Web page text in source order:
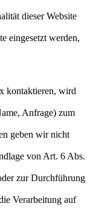
dieser Website
eingesetzt werden,
kontaktieren, wird
Anfrage) zum
geben wir nicht
von Art. 6 Abs.
zur Durchführung
Verarbeitung auf